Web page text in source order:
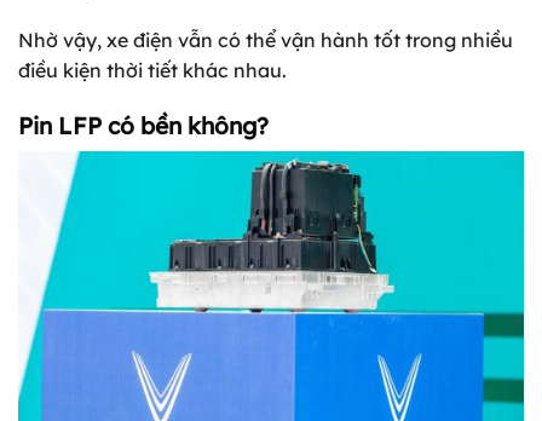
Nhờ vậy, xe điện vẫn có thể vận hành tốt trong nhiều
điều kiện thời tiết khác nhau.
Pin LFP có bền không?